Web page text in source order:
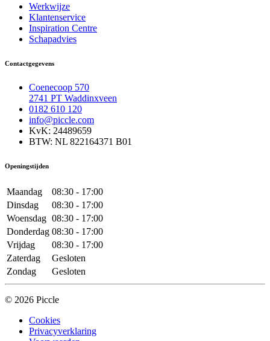
Werkwijze
Klantenservice
Inspiration Centre
Schapadvies
Contactgegevens
Coenecoop 570
2741 PT Waddinxveen
0182 610 120
info@piccle.com
KvK: 24489659
BTW: NL 822164371 B01
Openingstijden
Maandag
08:30 - 17:00
Dinsdag
08:30 - 17:00
Woensdag 08:30 - 17:00
Donderdag 08:30 - 17:00
Vrijdag
08:30 - 17:00
Zaterdag
Gesloten
Zondag
Gesloten
© 2026 Piccle
Cookies
Privacyverklaring